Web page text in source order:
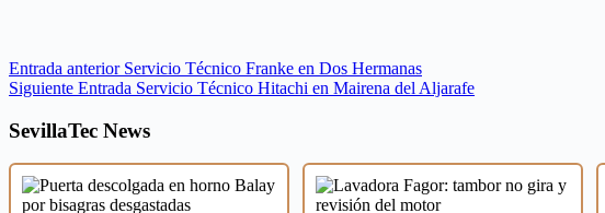
Entrada anterior Servicio Técnico Franke en Dos Hermanas
Siguiente Entrada Servicio Técnico Hitachi en Mairena del Aljarafe
SevillaTec News